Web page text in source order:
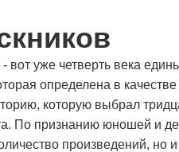
уже четверть века
определена в качестве
которую выбрал
По признанию юношей и
произведений, но и